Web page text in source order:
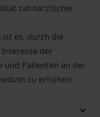
zahnärztlicher
es, durch die
der
und Patienten an der
zu erhöhen.